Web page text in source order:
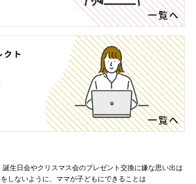
しないように、ママが子どもにできることは